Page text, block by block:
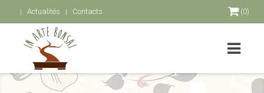
Actualités Contacts (0)